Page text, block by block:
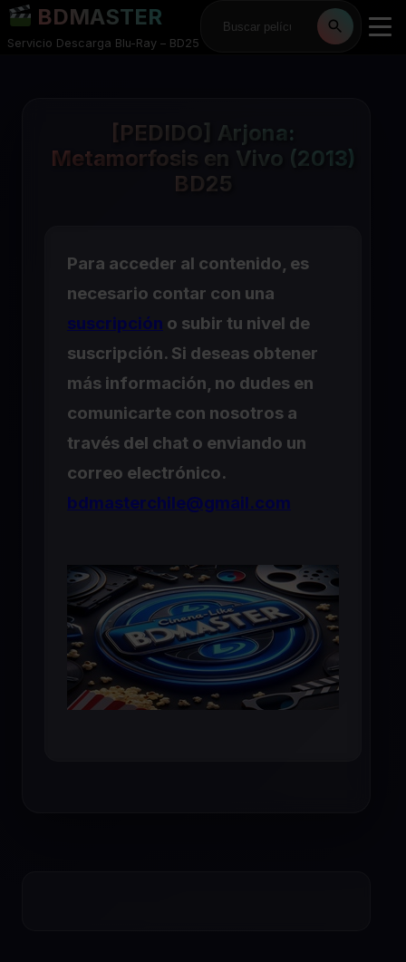
BDMASTER
Servicio Descarga Blu-Ray – BD25
[PEDIDO] Arjona:
Metamorfosis en Vivo (2013)
BD25
Para acceder al contenido, es
necesario contar con una
suscripción o subir tu nivel de
suscripción. Si deseas obtener
más información, no dudes en
comunicarte con nosotros a
través del chat o enviando un
correo electrónico.
bdmasterchile@gmail.com